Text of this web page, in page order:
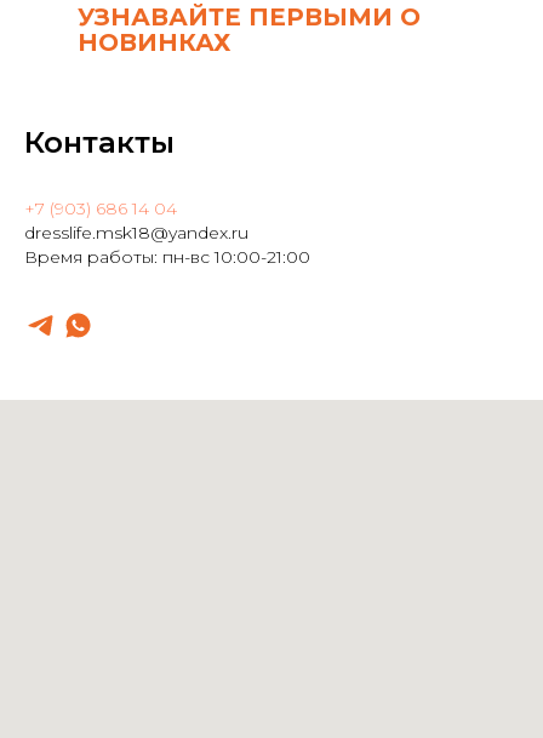
УЗНАВАЙТЕ ПЕРВЫМИ О
НОВИНКАХ
Контакты
+7 (903) 686 14 04
dresslife.msk18@yandex.ru
Время работы: пн-вс 10:00-21:00